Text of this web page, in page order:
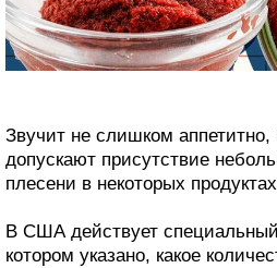
Звучит не слишком
допускают присутствие
плесени в некоторых
В США действует
котором указано, какое